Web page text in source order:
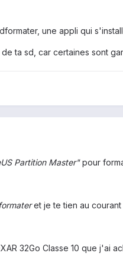
une appli qui
ta sd, car certaines sont
Partition Master"pour
et je te tien au courant
32Go Classe 10 que j'ai